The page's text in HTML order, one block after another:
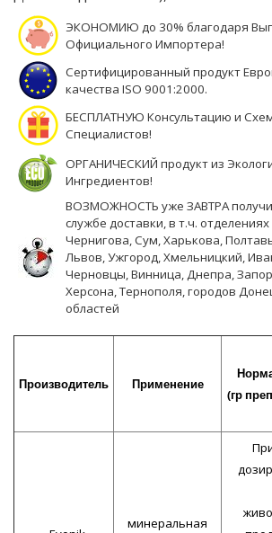
ЭКОНОМИЮ до 30% благодаря
Официального Импортера!
Сертифицированный продукт
качества ISO 9001:2000.
БЕСПЛАТНУЮ Консультацию и
Специалистов!
ОРГАНИЧЕСКИЙ продукт из
Ингредиентов!
ВОЗМОЖНОСТЬ уже ЗАВТРА
службе доставки, в т.ч.
Чернигова, Сум, Харькова,
Львов, Ужгород, Хмельницкий,
Черновцы, Винница, Днепра,
Херсона, Тернополя, городов
областей
Производитель Применение
(гр
минеральная